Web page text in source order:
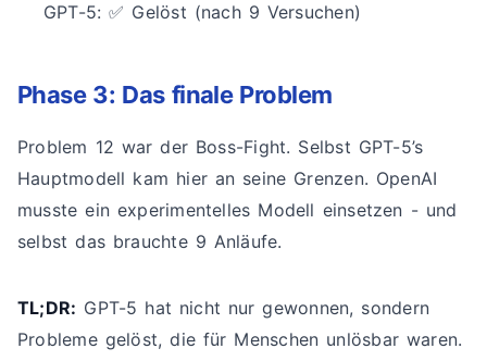
GPT-5: ✅ Gelöst (nach 9 Versuchen)
Phase 3: Das finale Problem
Problem 12 war der Boss-Fight. Selbst GPT-5’s
Hauptmodell kam hier an seine Grenzen. OpenAI
musste ein experimentelles Modell einsetzen - und
selbst das brauchte 9 Anläufe.
TL;DR: GPT-5 hat nicht nur gewonnen, sondern
Probleme gelöst, die für Menschen unlösbar waren.